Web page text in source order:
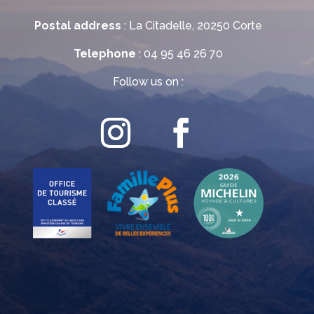
Postal address : La Citadelle, 20250 Corte
Telephone : 04 95 46 26 70
Follow us on :